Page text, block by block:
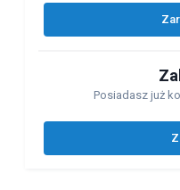
Posiadasz już